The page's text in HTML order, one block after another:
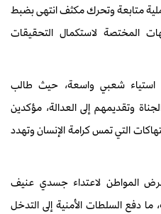
متابعة وتحرك مكثف انتهى بضبط
المختصة لاستكمال التحقيقات
شعبي واسعة، حيث طالب
وتقديمهم إلى العدالة، مؤكدين
التي تمس كرامة الإنسان وتهدد
المواطن لاعتداء جسدي عنيف
دفع السلطات الأمنية إلى التدخل